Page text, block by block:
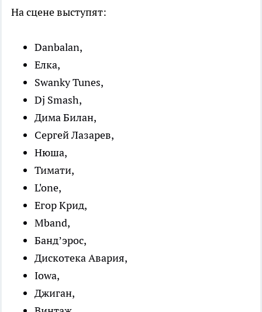
На сцене выступят:
Danbalan,
Елка,
Swanky Tunes,
Dj Smash,
Дима Билан,
Сергей Лазарев,
Нюша,
Тимати,
L'one,
Егор Крид,
Mband,
Банд’эрос,
Дискотека Авария,
Iowa,
Джиган,